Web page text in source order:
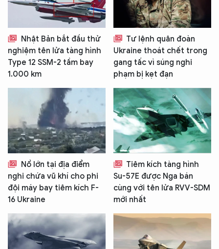
Nhật Bản bắt đầu thử
nghiệm tên lửa tàng hình
Type 12 SSM-2 tầm bay
1.000 km
Tư lệnh quân đoàn
Ukraine thoát chết trong
gang tấc vì súng nghi
phạm bị kẹt đạn
Nổ lớn tại địa điểm
nghi chứa vũ khí cho phi
đội máy bay tiêm kích F-
16 Ukraine
Tiêm kích tàng hình
Su-57E được Nga bán
cùng với tên lửa RVV-SDM
mới nhất